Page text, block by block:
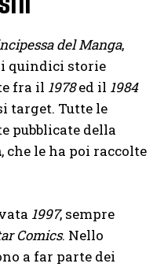
del Manga,
quindici storie
fra il 1978ed il 1984
target. Tutte le
pubblicate della
, che le ha poi raccolte
1997, sempre
Comics. Nello
a far parte dei